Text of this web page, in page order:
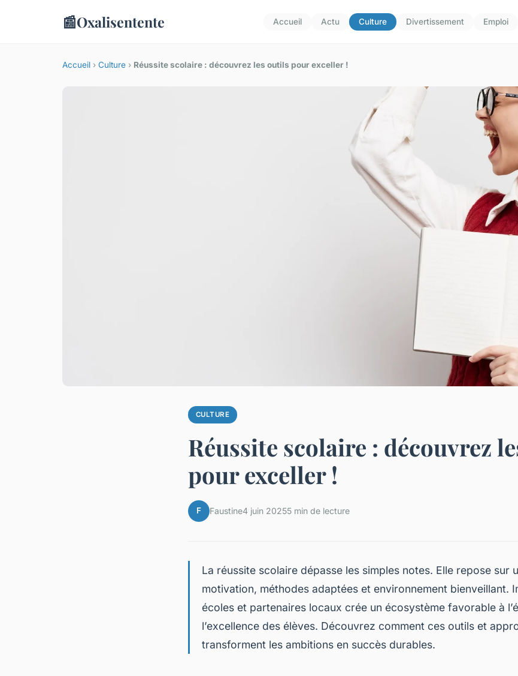
📰Oxalisentente Accueil Actu Culture Divertissement Emploi
Accueil › Culture › Réussite scolaire : découvrez les outils pour exceller !
CULTURE
Réussite scolaire : découvrez
pour exceller !
F Faustine4 juin 20255 min de lecture
La réussite scolaire dépasse les simples notes. Elle repose sur
motivation, méthodes adaptées et environnement bienveillant.
écoles et partenaires locaux crée un écosystème favorable à
l’excellence des élèves. Découvrez comment ces outils et
transforment les ambitions en succès durables.